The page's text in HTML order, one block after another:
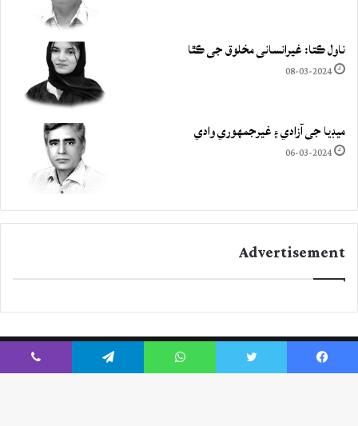
ناول ڪتا: غيرانساني مخلوق جي ڪٿا
08-03-2024
ميڊيا جي آزادي ۽ غيرجمھوري وادي
06-03-2024
Advertisement
Facebook
Twitter
YouTube
Instagram Facebook
Twitter
WhatsApp
Telegram
Viber